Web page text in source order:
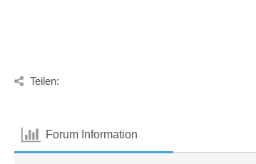
Teilen:
Forum Information